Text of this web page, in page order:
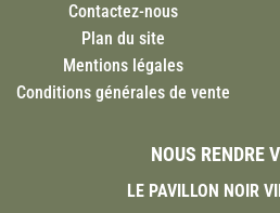
Contactez-nous
Plan du site
Mentions légales
Conditions générales de vente
NOUS RENDRE
LE PAVILLON NOIR